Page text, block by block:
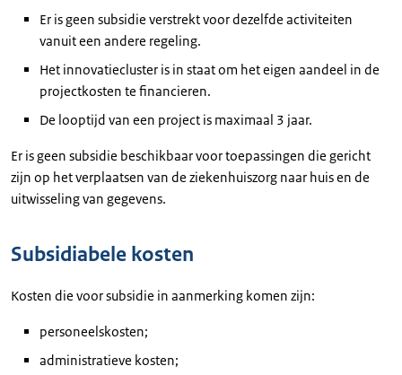
Er is geen subsidie verstrekt voor dezelfde activiteiten
vanuit een andere regeling.
Het innovatiecluster is in staat om het eigen aandeel in de
projectkosten te financieren.
De looptijd van een project is maximaal 3 jaar.
Er is geen subsidie beschikbaar voor toepassingen die gericht
zijn op het verplaatsen van de ziekenhuiszorg naar huis en de
uitwisseling van gegevens.
Subsidiabele kosten
Kosten die voor subsidie in aanmerking komen zijn:
personeelskosten;
administratieve kosten;